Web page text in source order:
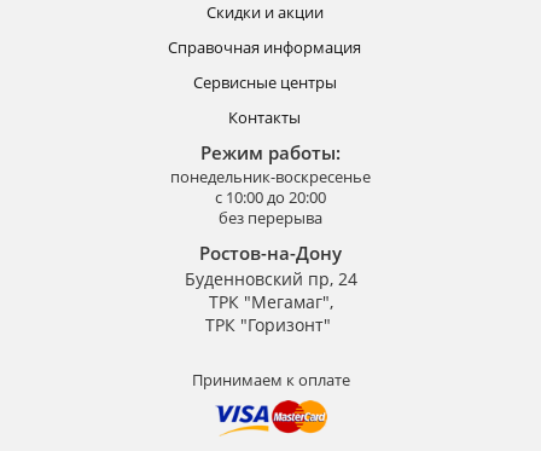
Скидки и акции
Справочная информация
Сервисные центры
Контакты
Режим работы:
понедельник-воскресенье
с 10:00 до 20:00
без перерыва
Ростов-на-Дону
Буденновский пр, 24
ТРК "Мегамаг",
ТРК "Горизонт"
Принимаем к оплате